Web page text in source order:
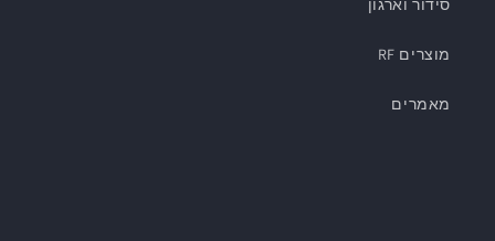
סידור וארגון
מוצרים RF
מאמרים